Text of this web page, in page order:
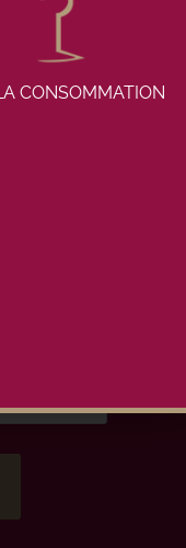
CONSOMMATION